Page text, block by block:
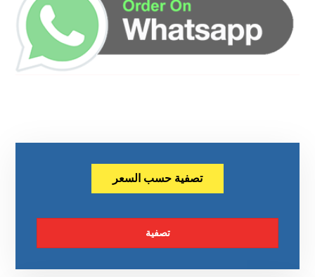
تصفية حسب السعر
تصفية